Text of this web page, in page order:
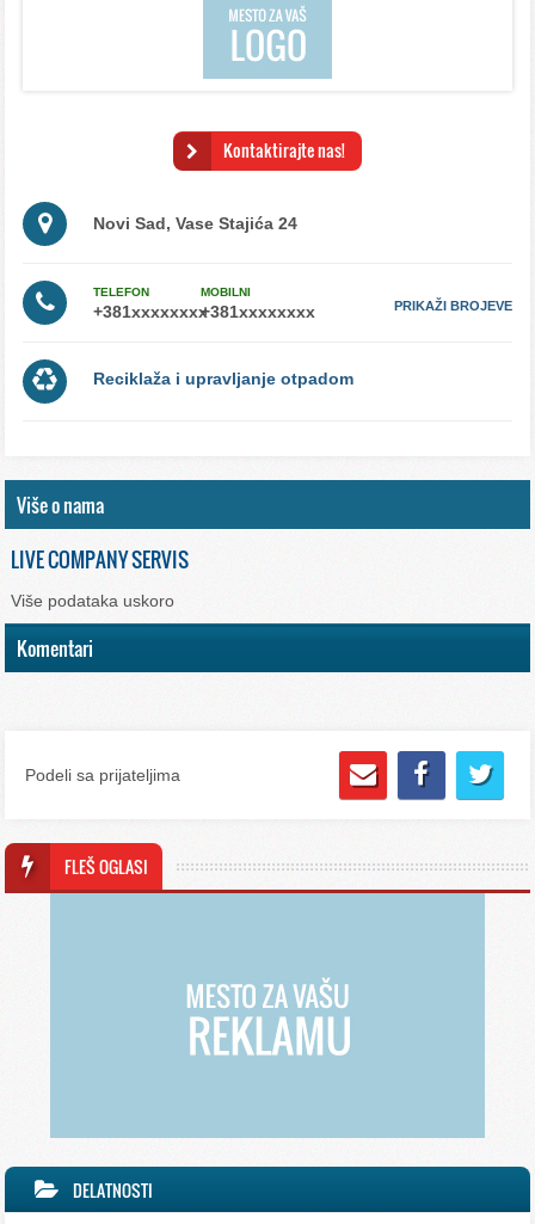
Kontaktirajte nas!
Novi Sad, Vase Stajića 24
TELEFON MOBILNI
PRIKAŽI BROJEVE
Reciklaža i upravljanje otpadom
Više o nama
LIVE COMPANY SERVIS
Više podataka uskoro
Komentari
Podeli sa prijateljima
FLEŠ OGLASI
DELATNOSTI